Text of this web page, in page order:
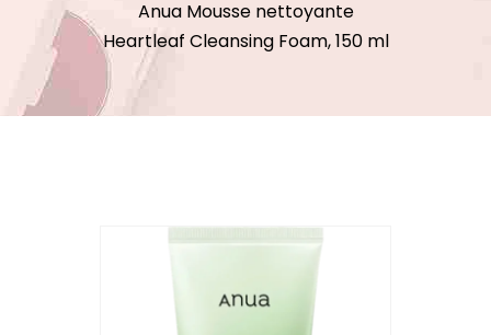
Anua Mousse nettoyante
Heartleaf Cleansing Foam, 150 ml